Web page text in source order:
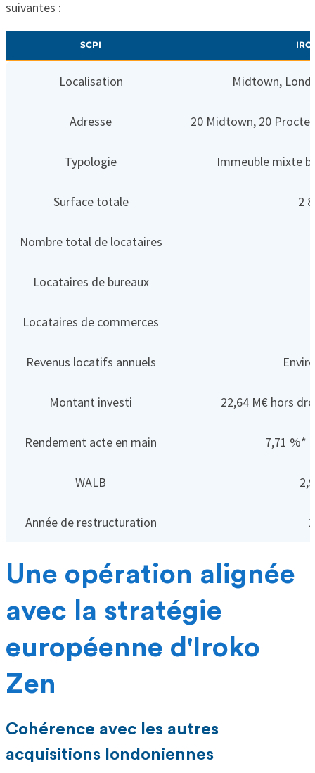
suivantes :
SCPI
Localisation Midtown,
Adresse 20 Midtown, 20
Typologie Immeuble mixte
Surface totale 2
Nombre total de locataires
Locataires de bureaux
Locataires de commerces
Revenus locatifs annuels
Montant investi 22,64 M€ hors
Rendement acte en main 7,71 %*
WALB
Année de restructuration
Une opération alignée
avec la stratégie
européenne d'Iroko
Zen
Cohérence avec les autres
acquisitions londoniennes